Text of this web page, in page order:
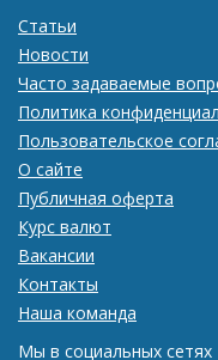
Статьи
Новости
Часто задаваемые
Политика
Пользовательское
О сайте
Публичная оферта
Курс валют
Вакансии
Контакты
Наша команда
Мы в социальных сетях